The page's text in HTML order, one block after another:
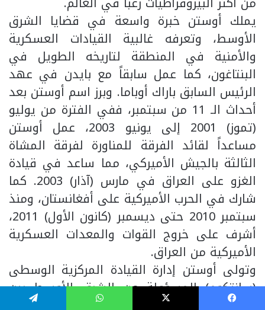
يملك أوستن خبرة واسعة في قضايا الشرق
الأوسط، وتعرفه غالبية القيادات العسكرية
والأمنية في المنطقة لتاريخه الطويل في
البنتاغون، كما عمل سابقاً مع بايدن في عهد
الرئيس السابق باراك أوباما. وبرز اسم أوستن بعد
أحداث الـ 11 من سبتمبر، ففي الفترة من يوليو
(تموز) 2001 إلى يونيو 2003، عمل أوستن
مساعداً لقائد الفرقة للمناورة لفرقة المشاة
الثالثة بالجيش الأميركي، مما ساعد في قيادة
الغزو على العراق في مارس (آذار) 2003. كما
شارك في الحرب الأميركية على أفغانستان، ومنذ
سبتمبر 2010 حتى ديسمبر (كانون الأول) 2011،
أشرف على خروج القوات والمعدات العسكرية
الأميركية من العراق.
وتولى أوستن إدارة القيادة المركزية الوسطى
(سانتكوم) المسؤولة عن الشرق الأوسط بين
عامي 2013 و2016. وتولى عمليات الحرب ضد